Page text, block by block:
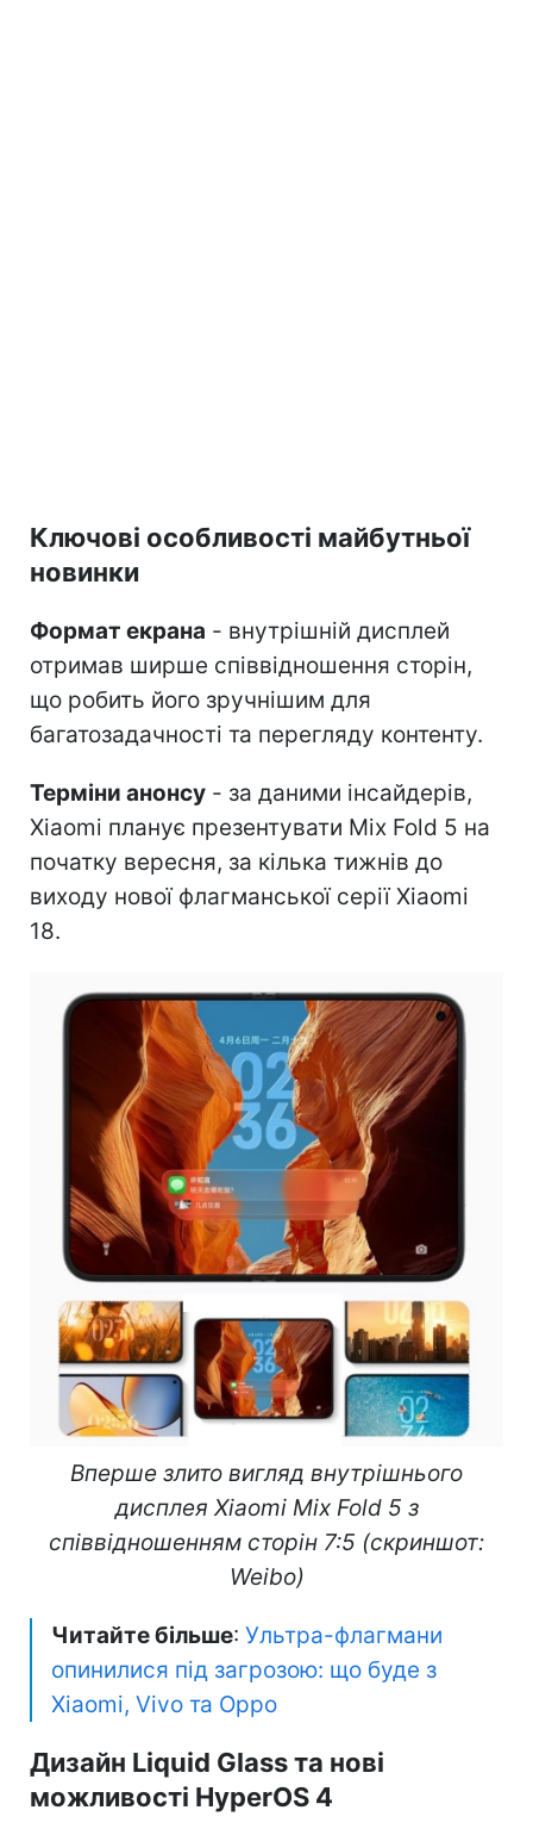
Ключові особливості майбутньої
новинки
Формат екрана - внутрішній дисплей
отримав ширше співвідношення сторін,
що робить його зручнішим для
багатозадачності та перегляду контенту.
Терміни анонсу - за даними інсайдерів,
Xiaomi планує презентувати Mix Fold 5 на
початку вересня, за кілька тижнів до
виходу нової флагманської серії Xiaomi
18.
Вперше злито вигляд внутрішнього
дисплея Xiaomi Mix Fold 5 з
співвідношенням сторін 7:5 (скриншот:
Weibo)
Читайте більше: Ультра-флагмани
опинилися під загрозою: що буде з
Xiaomi, Vivo та Oppo
Дизайн Liquid Glass та нові
можливості HyperOS 4